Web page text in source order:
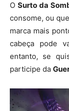
O Surto da
consome, ou
marca mais
cabeça pode
entanto, se
participe da